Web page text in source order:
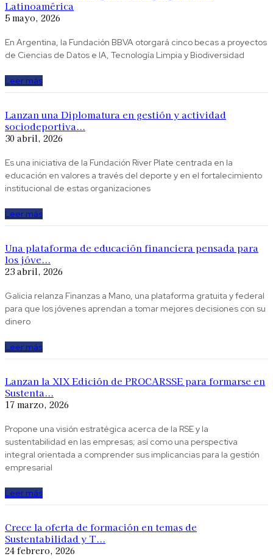
Latinoamérica
5 mayo, 2026
En Argentina, la Fundación BBVA otorgará cinco becas a proyectos
de Ciencias de Datos e IA, Tecnología Limpia y Biodiversidad
Leer más
Lanzan una Diplomatura en gestión y actividad
sociodeportiva...
30 abril, 2026
Es una iniciativa de la Fundación River Plate centrada en la
educación en valores a través del deporte y en el fortalecimiento
institucional de estas organizaciones
Leer más
Una plataforma de educación financiera pensada para
los jóve...
23 abril, 2026
Galicia relanza Finanzas a Mano, una plataforma gratuita y federal
para que los jóvenes aprendan a tomar mejores decisiones con su
dinero
Leer más
Lanzan la XIX Edición de PROCARSSE para formarse en
Sustenta...
17 marzo, 2026
Propone una visión estratégica acerca de la RSE y la
sustentabilidad en las empresas; así como una perspectiva
integral orientada a comprender sus implicancias para la gestión
empresarial
Leer más
Crece la oferta de formación en temas de
Sustentabilidad y T...
24 febrero, 2026